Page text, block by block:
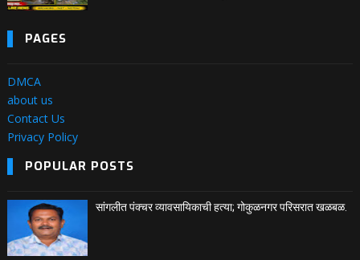
PAGES
DMCA
about us
Contact Us
Privacy Policy
POPULAR POSTS
सांगलीत पंक्चर व्यावसायिकाची हत्या; गोकुळनगर परिसरात खळबळ.